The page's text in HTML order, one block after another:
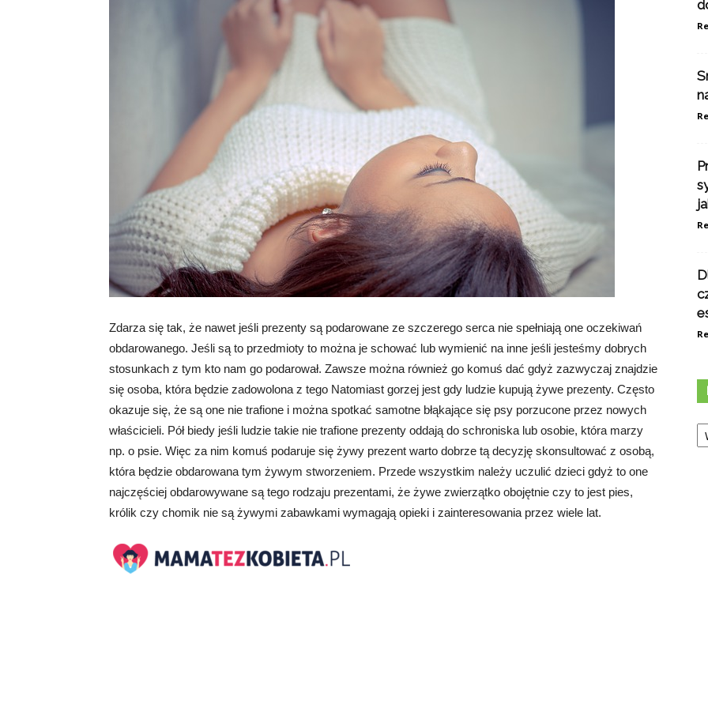
Zdarza się tak, że nawet jeśli prezenty są podarowane ze szczerego serca nie spełniają one oczekiwań
obdarowanego. Jeśli są to przedmioty to można je schować lub wymienić na inne jeśli jesteśmy dobrych
stosunkach z tym kto nam go podarował. Zawsze można również go komuś dać gdyż zazwyczaj znajdzie
się osoba, która będzie zadowolona z tego Natomiast gorzej jest gdy ludzie kupują żywe prezenty. Często
okazuje się, że są one nie trafione i można spotkać samotne błąkające się psy porzucone przez nowych
właścicieli. Pół biedy jeśli ludzie takie nie trafione prezenty oddają do schroniska lub osobie, która marzy
np. o psie. Więc za nim komuś podaruje się żywy prezent warto dobrze tą decyzję skonsultować z osobą,
która będzie obdarowana tym żywym stworzeniem. Przede wszystkim należy uczulić dzieci gdyż to one
najczęściej obdarowywane są tego rodzaju prezentami, że żywe zwierzątko obojętnie czy to jest pies,
królik czy chomik nie są żywymi zabawkami wymagają opieki i zainteresowania przez wiele lat.